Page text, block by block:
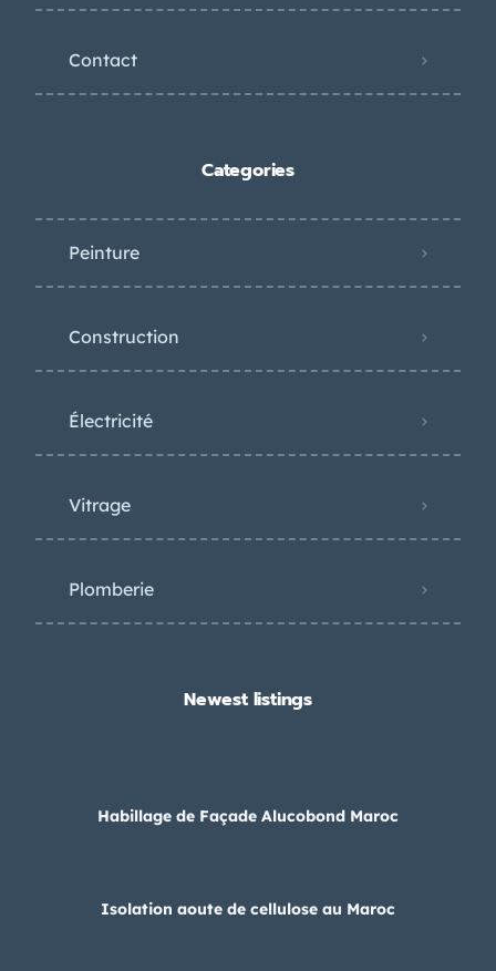
Contact
Categories
Peinture
Construction
Électricité
Vitrage
Plomberie
Newest listings​
Habillage de Façade Alucobond Maroc
Isolation aoute de cellulose au Maroc